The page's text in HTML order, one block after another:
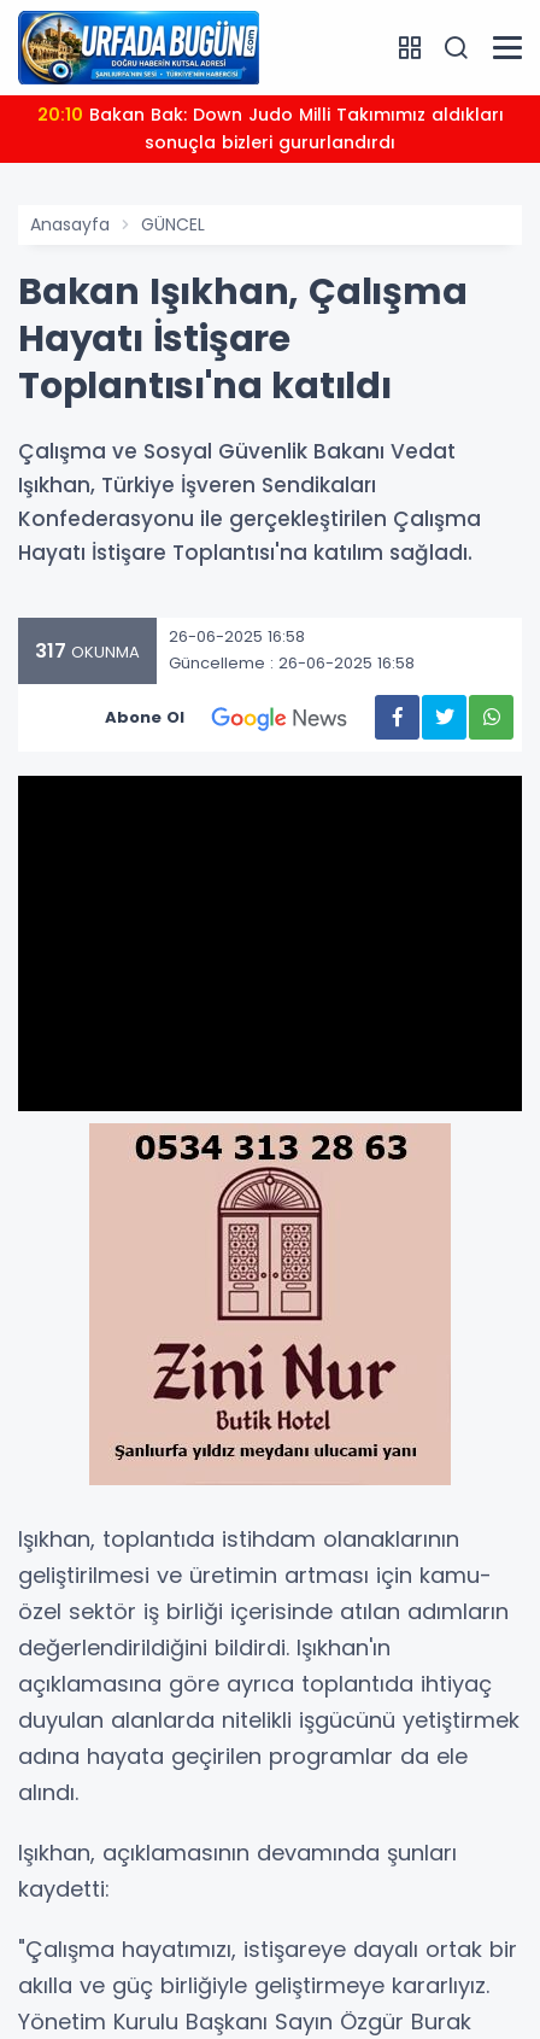
20:10
sonuçla bizleri gururlandırdı
Anasayfa GÜNCEL
Bakan Işıkhan, Çalışma
Hayatı İstişare
Toplantısı'na katıldı
Çalışma ve Sosyal Güvenlik Bakanı Vedat
Işıkhan, Türkiye İşveren Sendikaları
Konfederasyonu ile gerçekleştirilen Çalışma
Hayatı İstişare Toplantısı'na katılım sağladı.
317 OKUNMA
26-06-2025 16:58
Güncelleme : 26-06-2025 16:58
Abone Ol
Işıkhan, toplantıda istihdam olanaklarının
geliştirilmesi ve üretimin artması için kamu-
özel sektör iş birliği içerisinde atılan adımların
değerlendirildiğini bildirdi. Işıkhan'ın
açıklamasına göre ayrıca toplantıda ihtiyaç
duyulan alanlarda nitelikli işgücünü yetiştirmek
adına hayata geçirilen programlar da ele
alındı.
Işıkhan, açıklamasının devamında şunları
kaydetti:
"Çalışma hayatımızı, istişareye dayalı ortak bir
akılla ve güç birliğiyle geliştirmeye kararlıyız.
Yönetim Kurulu Başkanı Sayın Özgür Burak